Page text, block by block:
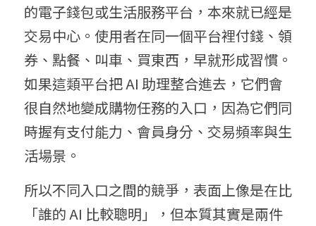
的電子錢包或生活服務平台，本來就已經是
交易中心。使用者在同一個平台裡付錢、領
券、點餐、叫車、買東西，早就形成習慣。
如果這類平台把 AI 助理整合進去，它們會
很自然地變成購物任務的入口，因為它們同
時握有支付能力、會員身分、交易頻率與生
活場景。
所以不同入口之間的競爭，表面上像是在比
「誰的 AI 比較聰明」，但本質其實是兩件